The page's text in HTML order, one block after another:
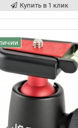
Купить в 1 клик